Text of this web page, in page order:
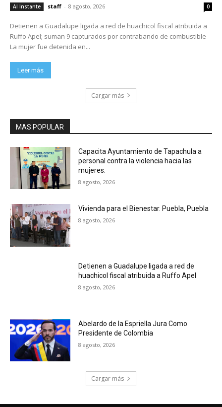
Al Instante staff - 8 agosto, 2026 0
Detienen a Guadalupe ligada a red de huachicol fiscal atribuida a
Ruffo Apel; suman 9 capturados por contrabando de combustible
La mujer fue detenida en...
Leer más
Cargar más
MAS POPULAR
Capacita Ayuntamiento de Tapachula a
personal contra la violencia hacia las
mujeres.
8 agosto, 2026
Vivienda para el Bienestar. Puebla, Puebla
8 agosto, 2026
Detienen a Guadalupe ligada a red de
huachicol fiscal atribuida a Ruffo Apel
8 agosto, 2026
Abelardo de la Espriella Jura Como
Presidente de Colombia
8 agosto, 2026
Cargar más